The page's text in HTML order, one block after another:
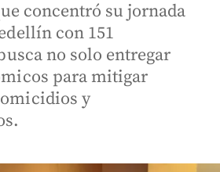
concentró su jornada
con 151
no solo entregar
para mitigar
y